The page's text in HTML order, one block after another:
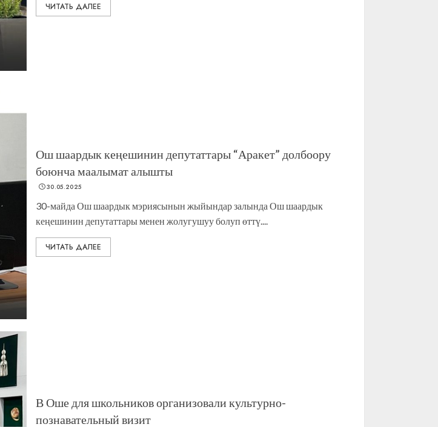
ЧИТАТЬ ДАЛЕЕ
Ош шаардык кеңешинин депутаттары “Аракет” долбоору
боюнча маалымат алышты
30.05.2025
30-майда Ош шаардык мэриясынын жыйындар залында Ош шаардык
кеңешинин депутаттары менен жолугушуу болуп өттү....
ЧИТАТЬ ДАЛЕЕ
В Оше для школьников организовали культурно-
познавательный визит